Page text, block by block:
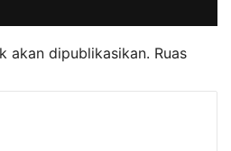
akan dipublikasikan. Ruas